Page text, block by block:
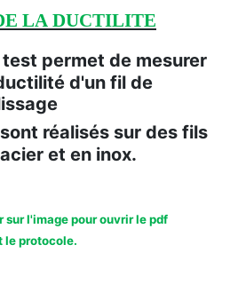
LA DUCTILITE
test permet de mesurer
d'un fil de
réalisés sur des fils
et en inox.
sur l'image pour ouvrir le pdf
le protocole.